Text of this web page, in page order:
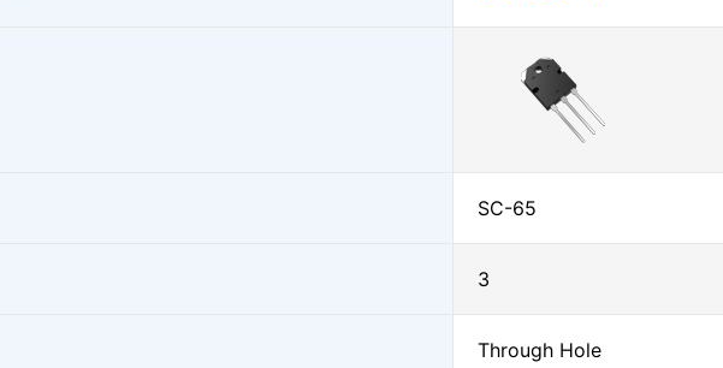
SC-65
3
Through Hole